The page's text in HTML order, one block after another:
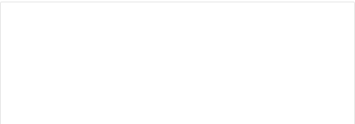
Xochiltenango